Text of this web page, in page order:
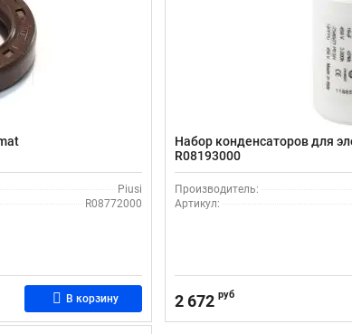
Piusi
R08772000
В корзину
Набор конденсаторов для
R08193000
Производитель:
Артикул:
2 672 руб